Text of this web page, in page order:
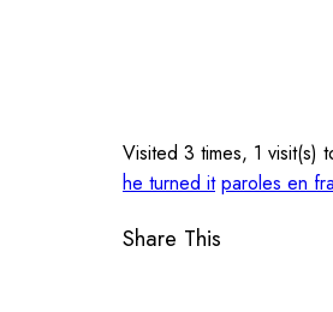
Visited 3 times, 1 visit(s)
he turned it paroles en
Share This